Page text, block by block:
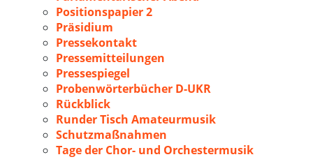
Positionspapier 2
Präsidium
Pressekontakt
Pressemitteilungen
Pressespiegel
Probenwörterbücher D-UKR
Rückblick
Runder Tisch Amateurmusik
Schutzmaßnahmen
Tage der Chor- und Orchestermusik